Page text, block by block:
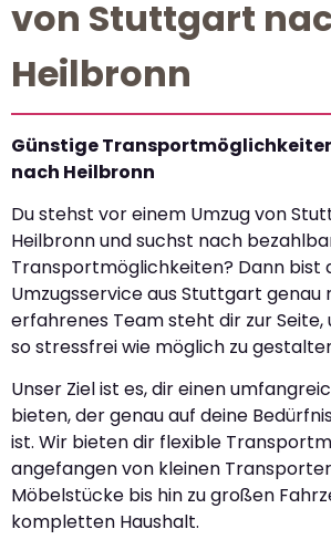
von Stuttgart
Heilbronn
Günstige
nach Heilbronn
Du stehst vor einem Umzug von
Heilbronn und suchst nach
Transportmöglichkeiten? Dann bist
Umzugsservice aus Stuttgart genau
erfahrenes Team steht dir zur Seite,
so stressfrei wie möglich zu
Unser Ziel ist es, dir einen
bieten, der genau auf deine
ist. Wir bieten dir flexible
angefangen von kleinen
Möbelstücke bis hin zu großen
kompletten Haushalt.